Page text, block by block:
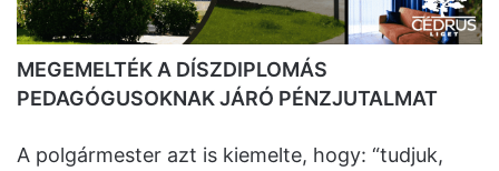
MEGEMELTÉK A DÍSZDIPLOMÁS
PEDAGÓGUSOKNAK JÁRÓ PÉNZJUTALMAT
A polgármester azt is kiemelte, hogy: “tudjuk,